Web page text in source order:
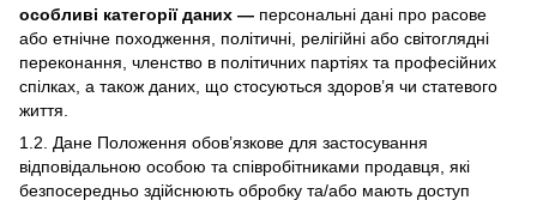
особливі категорії даних — персональні дані про расове
або етнічне походження, політичні, релігійні або світоглядні
переконання, членство в політичних партіях та професійних
спілках, а також даних, що стосуються здоров’я чи статевого
життя.
1.2. Дане Положення обов’язкове для застосування
відповідальною особою та співробітниками продавця, які
безпосередньо здійснюють обробку та/або мають доступ